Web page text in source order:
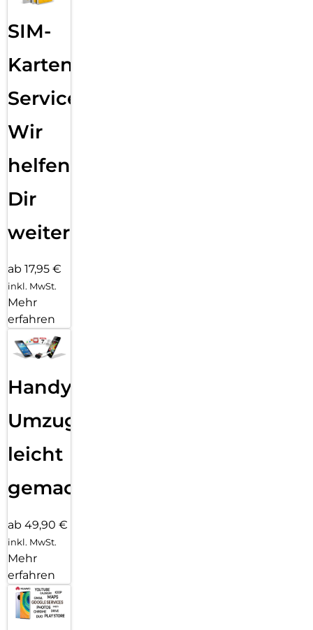
SIM-
Karten
Service:
Wir
helfen
Dir
weiter
ab 17,95 €
inkl. MwSt.
Mehr
erfahren
Handy
Umzug
leicht
gemacht!
ab 49,90 €
inkl. MwSt.
Mehr
erfahren